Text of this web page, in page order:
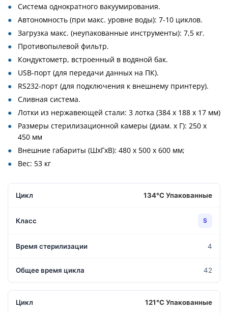
Система однократного вакуумирования.
Автономность (при макс. уровне воды): 7-10 циклов.
Загрузка макс. (неупакованные инструменты): 7,5 кг.
Противопылевой фильтр.
Кондуктометр, встроенный в водяной бак.
USB-порт (для передачи данных на ПК).
RS232-порт (для подключения к внешнему принтеру).
Сливная система.
Лотки из нержавеющей стали: 3 лотка (384 х 188 х 17 мм)
Размеры стерилизационной камеры (диам. х Г): 250 х
450 мм
Внешние габариты (ШхГхВ): 480 х 500 х 600 мм;
Вес: 53 кг
134°С Упакованные
S
4
42
121°С Упакованные